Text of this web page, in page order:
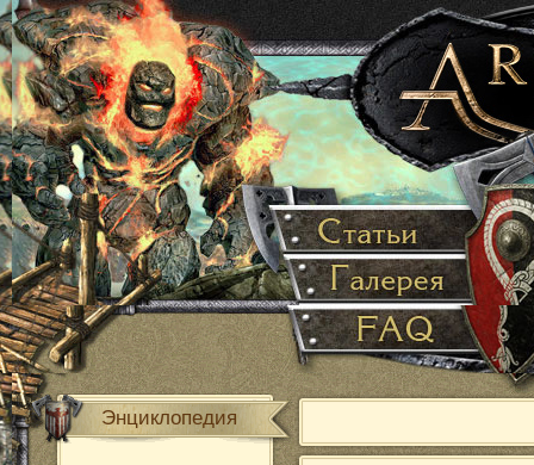
Энциклопедия